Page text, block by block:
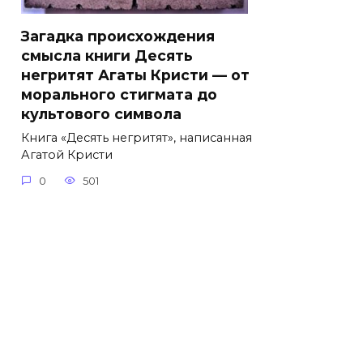
Загадка происхождения
смысла книги Десять
негритят Агаты Кристи — от
морального стигмата до
культового символа
Книга «Десять негритят», написанная
Агатой Кристи
0 501